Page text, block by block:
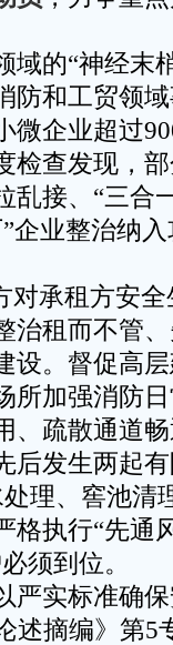
域的“神经末
防和工贸领
微企业超过
检查发现，
乱接、“三合
企业整治纳
对承租方安
治租而不管
设。督促高
所加强消防
、疏散通道
后发生两起
理、窖池清
格执行“先通
须到位。
严实标准确
述摘编》第5